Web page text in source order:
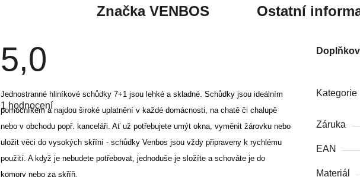
ZnačkaVENBOS Ostatní
5,0
hodnocení
produktu
je
5,0
5
hvězdiček.
1 hodnocení
Jednostranné hliníkové schůdky 7+1 jsou lehké a skladné. Schůdky jsou ideálním
pomocníkem a najdou široké uplatnění v každé domácnosti, na chatě či chalupě
nebo v obchodu popř. kanceláři. Ať už potřebujete umýt okna, vyměnit žárovku nebo
uložit věci do vysokých skříní - schůdky Venbos jsou vždy připraveny k rychlému
použití. A když je nebudete potřebovat, jednoduše je složíte a schováte je do
komory nebo za skříň.
Kategorie
Záruka
EAN
Materiál